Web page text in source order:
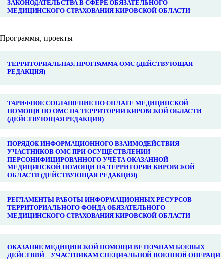
ЗАКОНОДАТЕЛЬСТВА В СФЕРЕ ОБЯЗАТЕЛЬНОГО
МЕДИЦИНСКОГО СТРАХОВАНИЯ КИРОВСКОЙ ОБЛАСТИ
Программы, проекты
ТЕРРИТОРИАЛЬНАЯ ПРОГРАММА ОМС (ДЕЙСТВУЮЩАЯ
РЕДАКЦИЯ)
ТАРИФНОЕ СОГЛАШЕНИЕ ПО ОПЛАТЕ МЕДИЦИНСКОЙ
ПОМОЩИ ПО ОМС НА ТЕРРИТОРИИ КИРОВСКОЙ ОБЛАСТИ
(ДЕЙСТВУЮЩАЯ РЕДАКЦИЯ)
ПОРЯДОК ИНФОРМАЦИОННОГО ВЗАИМОДЕЙСТВИЯ
УЧАСТНИКОВ ОМС ПРИ ОСУЩЕСТВЛЕНИИ
ПЕРСОНИФИЦИРОВАННОГО УЧЁТА ОКАЗАННОЙ
МЕДИЦИНСКОЙ ПОМОЩИ НА ТЕРРИТОРИИ КИРОВСКОЙ
ОБЛАСТИ (ДЕЙСТВУЮЩАЯ РЕДАКЦИЯ)
РЕГЛАМЕНТЫ РАБОТЫ ИНФОРМАЦИОННЫХ РЕСУРСОВ
ТЕРРИТОРИАЛЬНОГО ФОНДА ОБЯЗАТЕЛЬНОГО
МЕДИЦИНСКОГО СТРАХОВАНИЯ КИРОВСКОЙ ОБЛАСТИ
ОКАЗАНИЕ МЕДИЦИНСКОЙ ПОМОЩИ ВЕТЕРАНАМ БОЕВЫХ
ДЕЙСТВИЙ – УЧАСТНИКАМ СПЕЦИАЛЬНОЙ ВОЕННОЙ